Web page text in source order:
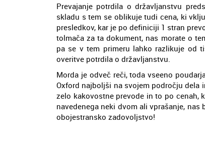
Prevajanje potrdila o državljanstvu
skladu s tem se oblikuje tudi cena, ki
presledkov, kar je po definiciji 1 stran
tolmača za ta dokument, nas morate o
pa se v tem primeru lahko razlikuje od
overitve potrdila o državljanstvu.
Morda je odveč reči, toda vseeno
Oxford najboljši na svojem področju dela
zelo kakovostne prevode in to po cenah,
navedenega neki dvom ali vprašanje,
obojestransko zadovoljstvo!